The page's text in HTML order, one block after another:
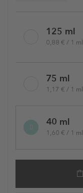
variation125 ml
0,88 € / 1 ml
75 ml
1,17 € / 1 ml
40 ml
1,60 € / 1 ml